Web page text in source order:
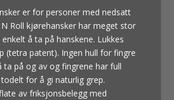
er for personer med nedsatt
Roll kjørehansker har meget stor
å ta på hanskene. Lukkes
(tetra patent). Ingen hull for fingre
ta på og av og fingrene har full
for å gi naturlig grep.
av friksjonsbelegg med